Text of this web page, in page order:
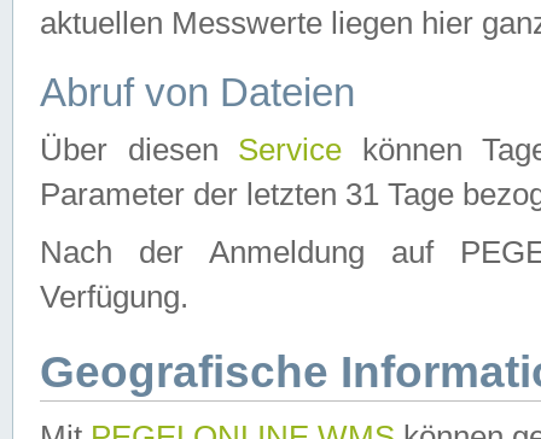
aktuellen Messwerte liegen hier
Abruf von Dateien
Über diesen Service können
Parameter der letzten 31 Tage
Nach der Anmeldung auf
Verfügung.
Geografische